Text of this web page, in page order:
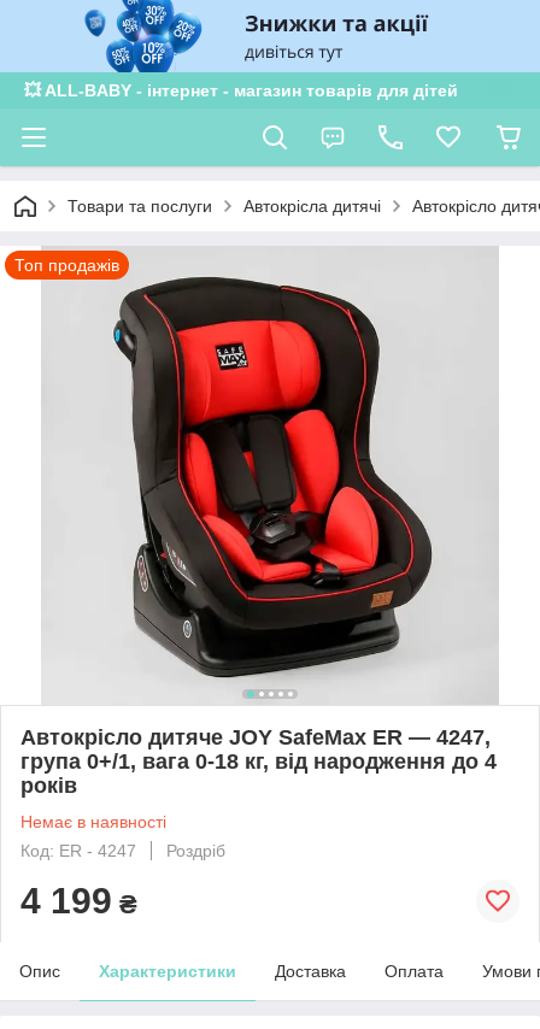
💥 ALL-BABY - інтернет - магазин товарів для дітей
Товари та послуги Автокрісла дитячі Автокрісло
Топ продажів
Автокрісло дитяче JOY SafeMax ER — 4247,
група 0+/1, вага 0-18 кг, від народження до 4
років
Немає в наявності
Код: ER - 4247
Роздріб
4 199 ₴
Опис Характеристики Доставка Оплата Умови